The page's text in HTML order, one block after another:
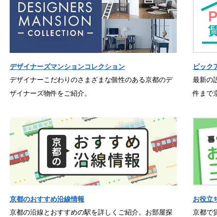
デザイナーズマンションコレクション
デザイナーこだわりのさまざまな個性のある京都のデ
ザイナーズ物件をご紹介。
ピック
最新の
件まで
京都のおすすめ沿線情報
京都の沿線とおすすめの駅を詳しくご紹介。お部屋探
お役立
京都で